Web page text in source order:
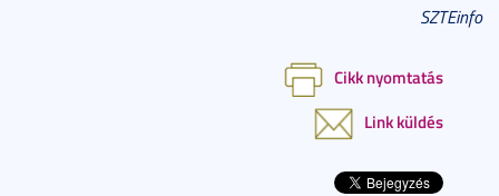
SZTEinfo
Cikk nyomtatás
Link küldés